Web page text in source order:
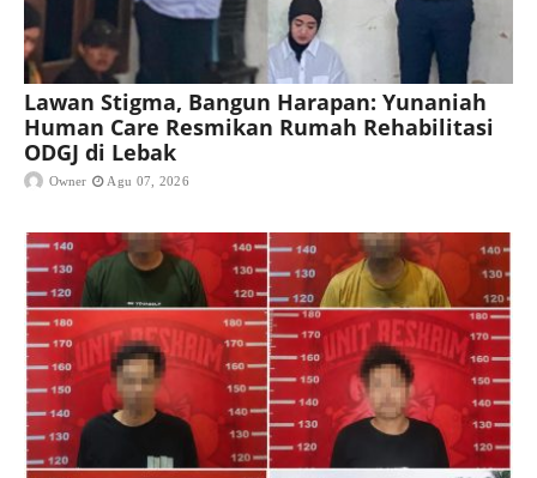
Lawan Stigma, Bangun Harapan: Yunaniah
Human Care Resmikan Rumah Rehabilitasi
ODGJ di Lebak
Owner Agu 07, 2026